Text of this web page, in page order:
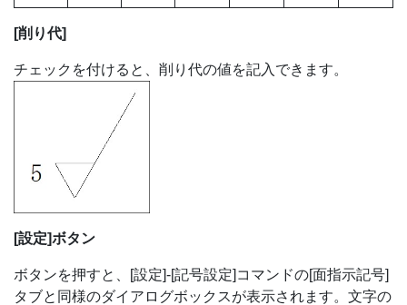
[削り代]
チェックを付けると、削り代の値を記入できます。
[設定]ボタン
ボタンを押すと、[設定]-[記号設定]コマンドの[面指示記号]
タブと同様のダイアログボックスが表示されます。文字の